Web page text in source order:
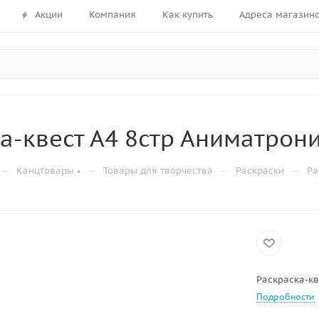
Акции Компания Как купить Адреса
квест А4 8стр
— Канцтовары — Товары для творчества — Раскраски —
Раскраска-
Подробности